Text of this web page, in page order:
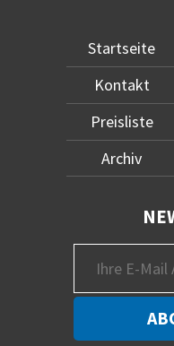
Startseite
Kontakt
Preisliste
Archiv